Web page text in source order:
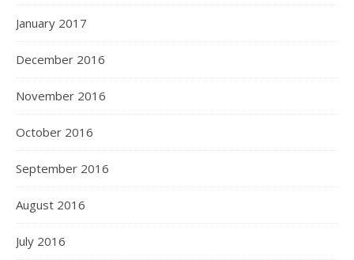
January 2017
December 2016
November 2016
October 2016
September 2016
August 2016
July 2016